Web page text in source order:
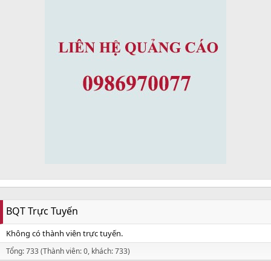
BQT Trực Tuyến
Không có thành viên trực tuyến.
Tổng: 733 (Thành viên: 0, khách: 733)